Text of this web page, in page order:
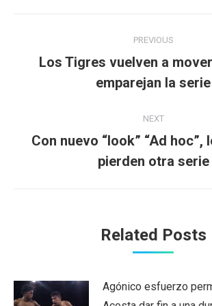
navigation
PREVIOUS
Previous
post:
Los Tigres vuelven a
emparejan la serie
NEXT
Next
post:
Con nuevo “look” “Ad hoc”,
pierden otra serie
Related Posts
Agónico esfuerzo